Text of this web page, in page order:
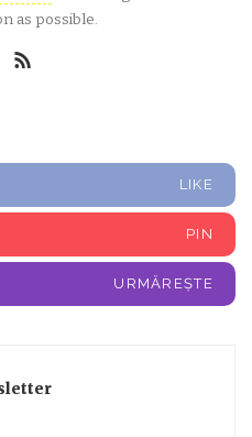
as possible.
LIKE
PIN
URMĂREȘTE